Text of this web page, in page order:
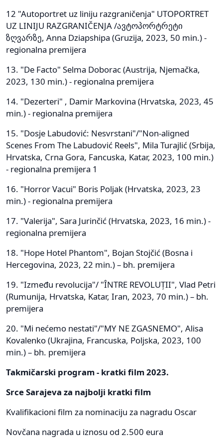
12 "Autoportret uz liniju razgraničenja" UTOPORTRET
UZ LINIJU RAZGRANIČENJA /ავტოპორტრეტი
ზღვარზე, Anna Dziapshipa (Gruzija, 2023, 50 min.) -
regionalna premijera
13. "De Facto" Selma Doborac (Austrija, Njemačka,
2023, 130 min.) - regionalna premijera
14. "Dezerteri" , Damir Markovina (Hrvatska, 2023, 45
min.) - regionalna premijera
15. "Dosje Labudović: Nesvrstani"/"Non-aligned
Scenes From The Labudović Reels", Mila Turajlić (Srbija,
Hrvatska, Crna Gora, Fancuska, Katar, 2023, 100 min.)
- regionalna premijera 1
16. "Horror Vacui" Boris Poljak (Hrvatska, 2023, 23
min.) - regionalna premijera
17. "Valerija", Sara Jurinčić (Hrvatska, 2023, 16 min.) -
regionalna premijera
18. "Hope Hotel Phantom", Bojan Stojčić (Bosna i
Hercegovina, 2023, 22 min.) – bh. premijera
19. "Između revolucija"/ "ÎNTRE REVOLUȚII", Vlad Petri
(Rumunija, Hrvatska, Katar, Iran, 2023, 70 min.) – bh.
premijera
20. "Mi nećemo nestati"/"MY NE ZGASNEMO", Alisa
Kovalenko (Ukrajina, Francuska, Poljska, 2023, 100
min.) – bh. premijera
Takmičarski program - kratki film 2023.
Srce Sarajeva za najbolji kratki film
Kvalifikacioni film za nominaciju za nagradu Oscar
Novčana nagrada u iznosu od 2.500 eura